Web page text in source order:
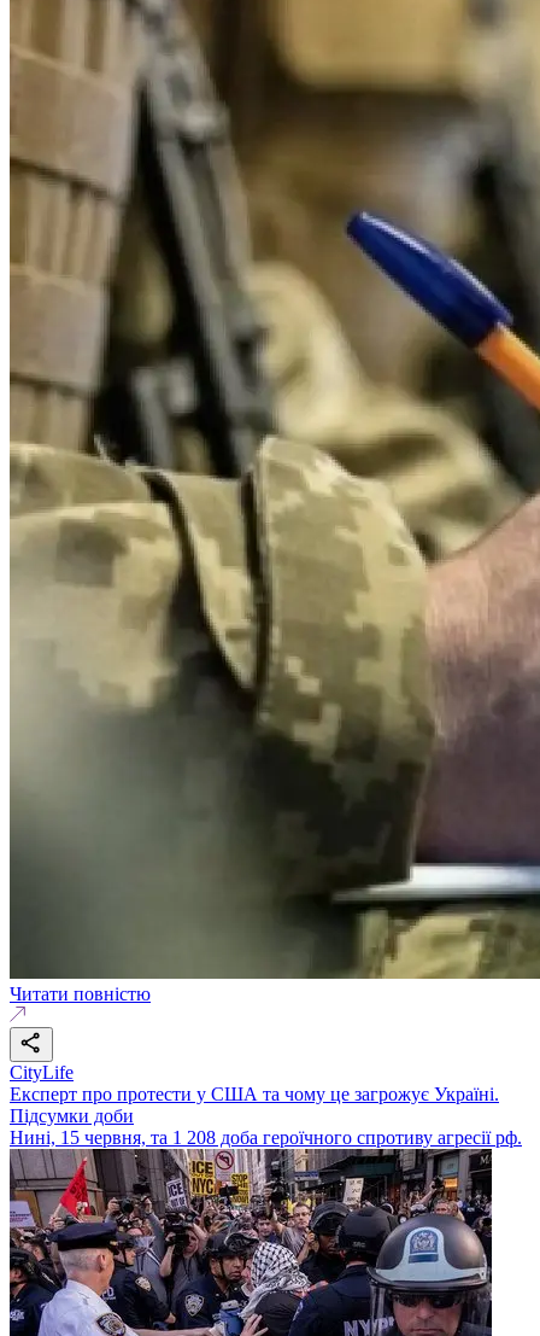
Читати повністю
CityLife
Експерт про протести у США та чому це загрожує Україні.
Підсумки доби
Нині, 15 червня, та 1 208 доба героїчного спротиву агресії рф.